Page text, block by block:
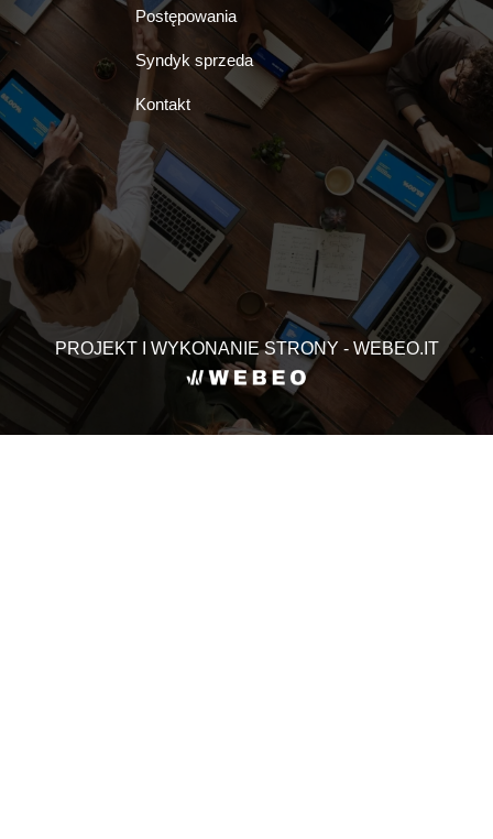
Postępowania
Syndyk sprzeda
Kontakt
PROJEKT I WYKONANIE STRONY - WEBEO.IT